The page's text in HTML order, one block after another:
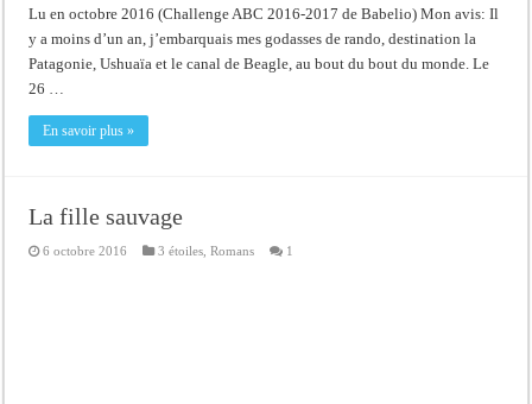
Lu en octobre 2016 (Challenge ABC 2016-2017 de Babelio) Mon avis: Il
y a moins d’un an, j’embarquais mes godasses de rando, destination la
Patagonie, Ushuaïa et le canal de Beagle, au bout du bout du monde. Le
26 …
En savoir plus »
La fille sauvage
6 octobre 2016 3 étoiles ,Romans 1